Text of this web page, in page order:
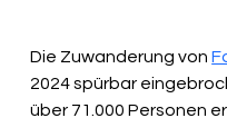
Die Zuwanderung von
2024 spürbar
über 71.000 Personen